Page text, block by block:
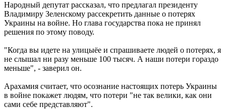
Народный депутат рассказал, что предлагал президенту
Владимиру Зеленскому рассекретить данные о потерях
Украины на войне. Но глава государства пока не принял
решения по этому поводу.
"Когда вы идете на улицыёе и спрашиваете людей о потерях, я
не слышал ни разу меньше 100 тысяч. А наши потери гораздо
меньше", - заверил он.
Арахамия считает, что осознание настоящих потерь Украины
в войне покажет людям, что потери "не так велики, как они
сами себе представляют".